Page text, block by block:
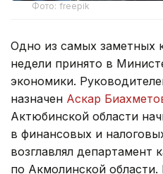
Фото: freepik
Одно из самых заметных
недели принято в
экономики.
назначен Аскар
Актюбинской области
в финансовых и
возглавлял департамент
по Акмолинской